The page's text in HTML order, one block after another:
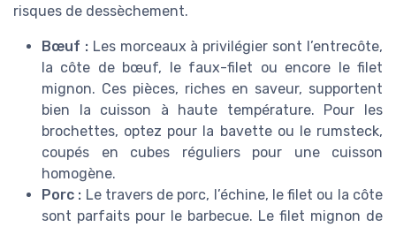
risques de dessèchement.
Bœuf :Les morceaux à privilégier sont l’entrecôte,
la côte de bœuf, le faux-filet ou encore le filet
mignon. Ces pièces, riches en saveur, supportent
bien la cuisson à haute température. Pour les
brochettes, optez pour la bavette ou le rumsteck,
coupés en cubes réguliers pour une cuisson
homogène.
Porc : Le travers de porc, l’échine, le filet ou la côte
sont parfaits pour le barbecue. Le filet mignon de